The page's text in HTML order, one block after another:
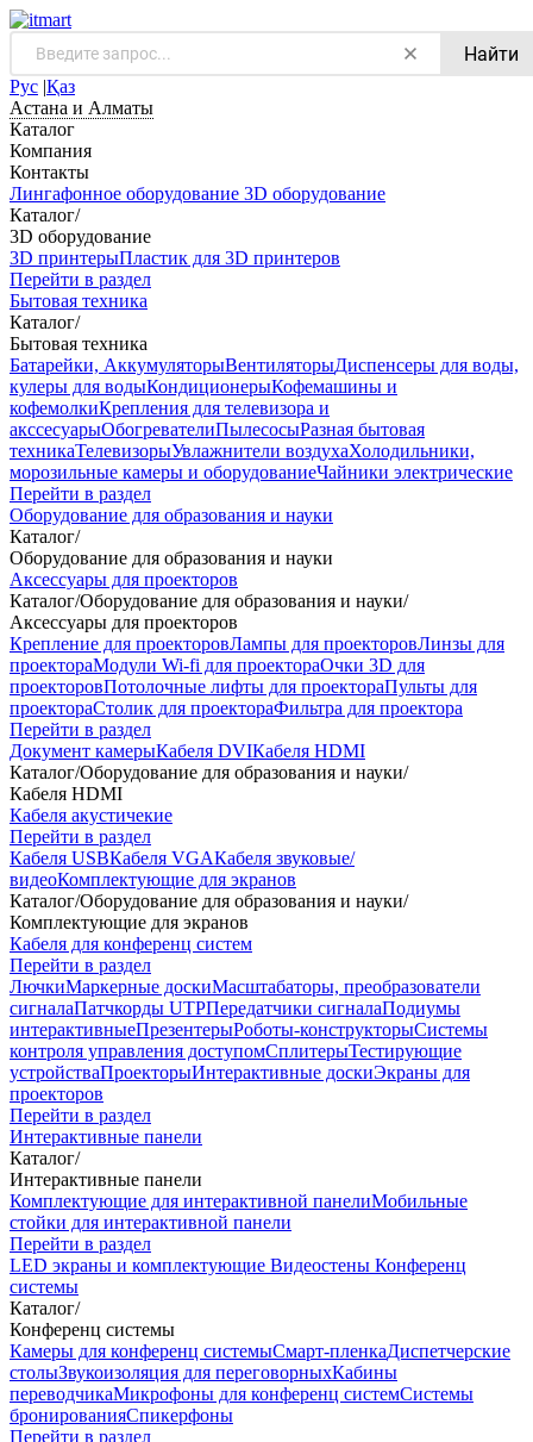
Найти
Рус |Қаз
Астана и Алматы
Каталог
Компания
Контакты
Лингафонное оборудование 3D оборудование
Каталог/
3D оборудование
3D принтерыПластик для 3D принтеров
Перейти в раздел
Бытовая техника
Каталог/
Бытовая техника
Батарейки, АккумуляторыВентиляторыДиспенсеры для воды,
кулеры для водыКондиционерыКофемашины и
кофемолкиКрепления для телевизора и
акссесуарыОбогревателиПылесосыРазная бытовая
техникаТелевизорыУвлажнители воздухаХолодильники,
морозильные камеры и оборудованиеЧайники электрические
Перейти в раздел
Оборудование для образования и науки
Каталог/
Оборудование для образования и науки
Аксессуары для проекторов
Каталог/Оборудование для образования и науки/
Аксессуары для проекторов
Крепление для проекторовЛампы для проекторовЛинзы для
проектораМодули Wi-fi для проектораОчки 3D для
проекторовПотолочные лифты для проектораПульты для
проектораСтолик для проектораФильтра для проектора
Перейти в раздел
Документ камерыКабеля DVIКабеля HDMI
Каталог/Оборудование для образования и науки/
Кабеля HDMI
Кабеля акустичекие
Перейти в раздел
Кабеля USBКабеля VGAКабеля звуковые/
видеоКомплектующие для экранов
Каталог/Оборудование для образования и науки/
Комплектующие для экранов
Кабеля для конференц систем
Перейти в раздел
ЛючкиМаркерные доскиМасштабаторы, преобразователи
сигналаПатчкорды UTPПередатчики сигналаПодиумы
интерактивныеПрезентерыРоботы-конструкторыСистемы
контроля управления доступомСплитерыТестирующие
устройстваПроекторыИнтерактивные доскиЭкраны для
проекторов
Перейти в раздел
Интерактивные панели
Каталог/
Интерактивные панели
Комплектующие для интерактивной панелиМобильные
стойки для интерактивной панели
Перейти в раздел
LED экраны и комплектующие Видеостены Конференц
системы
Каталог/
Конференц системы
Камеры для конференц системыCмарт-пленкаДиспетчерские
столыЗвукоизоляция для переговорныхКабины
переводчикаМикрофоны для конференц системСистемы
бронированияСпикерфоны
Перейти в раздел